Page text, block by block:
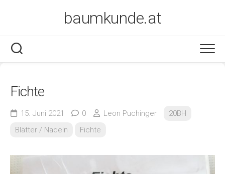
baumkunde.at
Fichte
15. Juni 2021 0 Leon Puchinger
20BH
Blätter / Nadeln
Fichte